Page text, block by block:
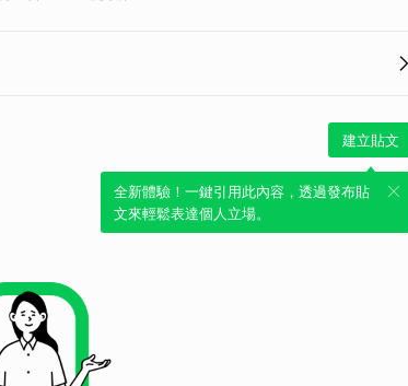
建立貼文
全新體驗！一鍵引用此內容，透過發布貼
文來輕鬆表達個人立場。